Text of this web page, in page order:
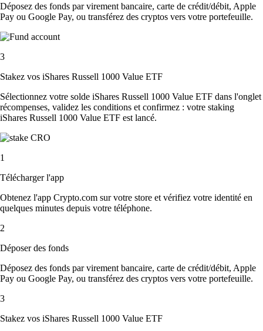
Déposez des fonds par virement bancaire, carte de crédit/débit, Apple
Pay ou Google Pay, ou transférez des cryptos vers votre portefeuille.
3
Stakez vos iShares Russell 1000 Value ETF
Sélectionnez votre solde iShares Russell 1000 Value ETF dans l'onglet
récompenses, validez les conditions et confirmez : votre staking
iShares Russell 1000 Value ETF est lancé.
1
Télécharger l'app
Obtenez l'app Crypto.com sur votre store et vérifiez votre identité en
quelques minutes depuis votre téléphone.
2
Déposer des fonds
Déposez des fonds par virement bancaire, carte de crédit/débit, Apple
Pay ou Google Pay, ou transférez des cryptos vers votre portefeuille.
3
Stakez vos iShares Russell 1000 Value ETF